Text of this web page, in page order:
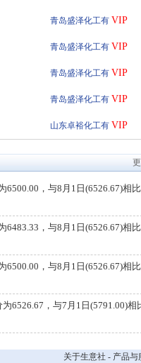
青岛盛泽化工有 VIP
青岛盛泽化工有 VIP
青岛盛泽化工有 VIP
青岛盛泽化工有 VIP
山东卓裕化工有 VIP
6500.00，与8月1日(6526.67)相
6483.33，与8月1日(6526.67)相
6500.00，与8月1日(6526.67)相
6526.67，与7月1日(5791.00)相
关于生意社 - 产品与